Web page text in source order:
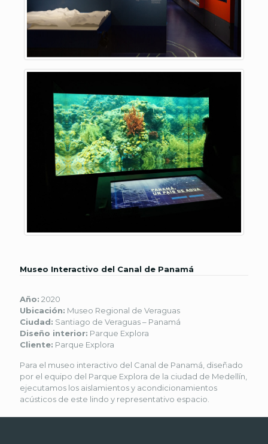
Museo Interactivo del Canal de Panamá
Año: 2020
Ubicación: Museo Regional de Veraguas
Ciudad: Santiago de Veraguas – Panamá
Diseño interior: Parque Explora
Cliente: Parque Explora
Para el museo interactivo del Canal de Panamá, diseñado
por el equipo del Parque Explora de la ciudad de Medellín,
ejecutamos los aislamientos y acondicionamientos
acústicos de este lindo y representativo espacio.